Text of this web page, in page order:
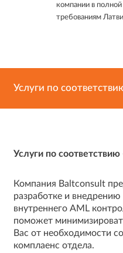
компании в
требованиям
Услуги по
Услуги по
Компания Baltconsult
разработке и
внутреннего AML
поможет
Вас от необходимости
комплаенс отдела.